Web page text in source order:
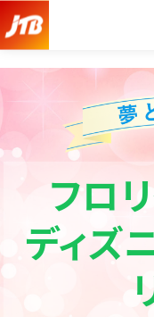
フロ
ディズ